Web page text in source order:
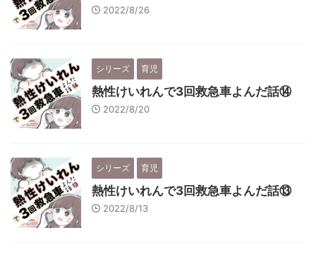
2022/8/26
シリーズ 育児
熱性けいれんで3回救急車よんだ話⑭
2022/8/20
シリーズ 育児
熱性けいれんで3回救急車よんだ話⑬
2022/8/13